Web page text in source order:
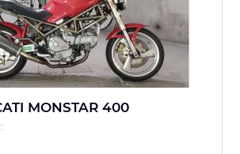
MONSTAR 400